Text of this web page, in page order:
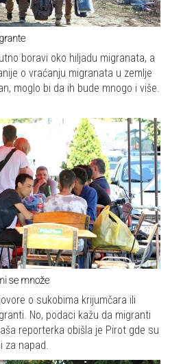
boravi oko hiljadu migranata, a
o vraćanju migranata u zemlje
moglo bi da ih bude mnogo i više.
se množe
o sukobima krijumčara ili
No, podaci kažu da migranti
reporterka obišla je Pirot gde su
za napad.